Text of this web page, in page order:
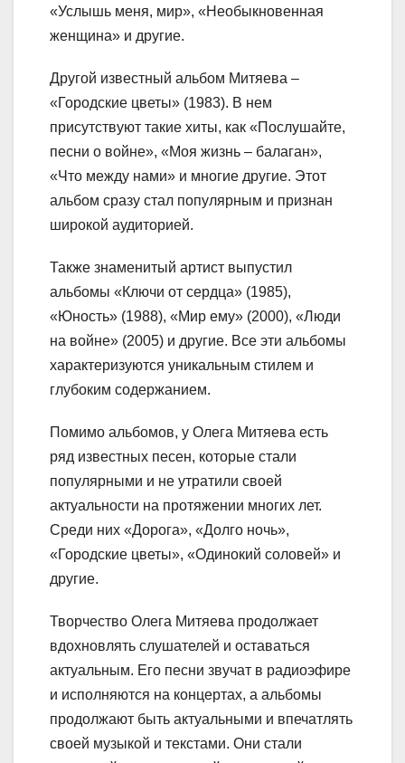
«Услышь меня, мир», «Необыкновенная
женщина» и другие.
Другой известный альбом Митяева –
«Городские цветы» (1983). В нем
присутствуют такие хиты, как «Послушайте,
песни о войне», «Моя жизнь – балаган»,
«Что между нами» и многие другие. Этот
альбом сразу стал популярным и признан
широкой аудиторией.
Также знаменитый артист выпустил
альбомы «Ключи от сердца» (1985),
«Юность» (1988), «Мир ему» (2000), «Люди
на войне» (2005) и другие. Все эти альбомы
характеризуются уникальным стилем и
глубоким содержанием.
Помимо альбомов, у Олега Митяева есть
ряд известных песен, которые стали
популярными и не утратили своей
актуальности на протяжении многих лет.
Среди них «Дорога», «Долго ночь»,
«Городские цветы», «Одинокий соловей» и
другие.
Творчество Олега Митяева продолжает
вдохновлять слушателей и оставаться
актуальным. Его песни звучат в радиоэфире
и исполняются на концертах, а альбомы
продолжают быть актуальными и впечатлять
своей музыкой и текстами. Они стали